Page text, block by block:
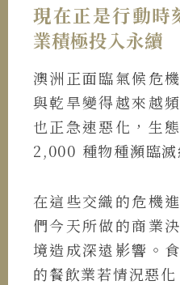
現在正是行動時
業積極投入永續
澳洲正面臨氣候危
與乾旱變得越來越
也正急速惡化，生
2,000 種物種瀕臨滅
在這些交織的危機
們今天所做的商業
境造成深遠影響。
的餐飲業若情況惡化